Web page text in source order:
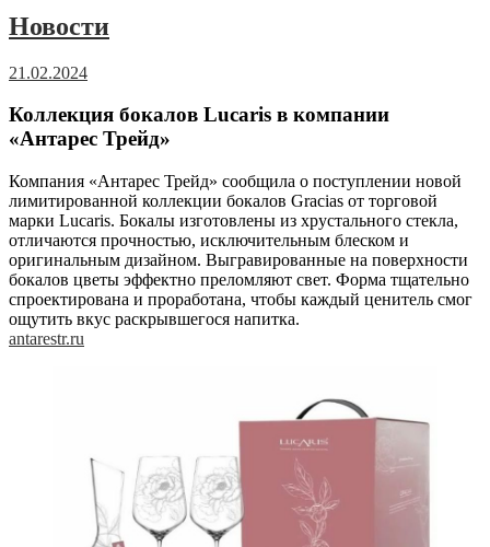
Новости
21.02.2024
Коллекция бокалов Lucaris в компании
«Антарес Трейд»
Компания «Антарес Трейд» сообщила о поступлении новой
лимитированной коллекции бокалов Gracias от торговой
марки Lucaris. Бокалы изготовлены из хрустального стекла,
отличаются прочностью, исключительным блеском и
оригинальным дизайном. Выгравированные на поверхности
бокалов цветы эффектно преломляют свет. Форма тщательно
спроектирована и проработана, чтобы каждый ценитель смог
ощутить вкус раскрывшегося напитка.
antarestr.ru